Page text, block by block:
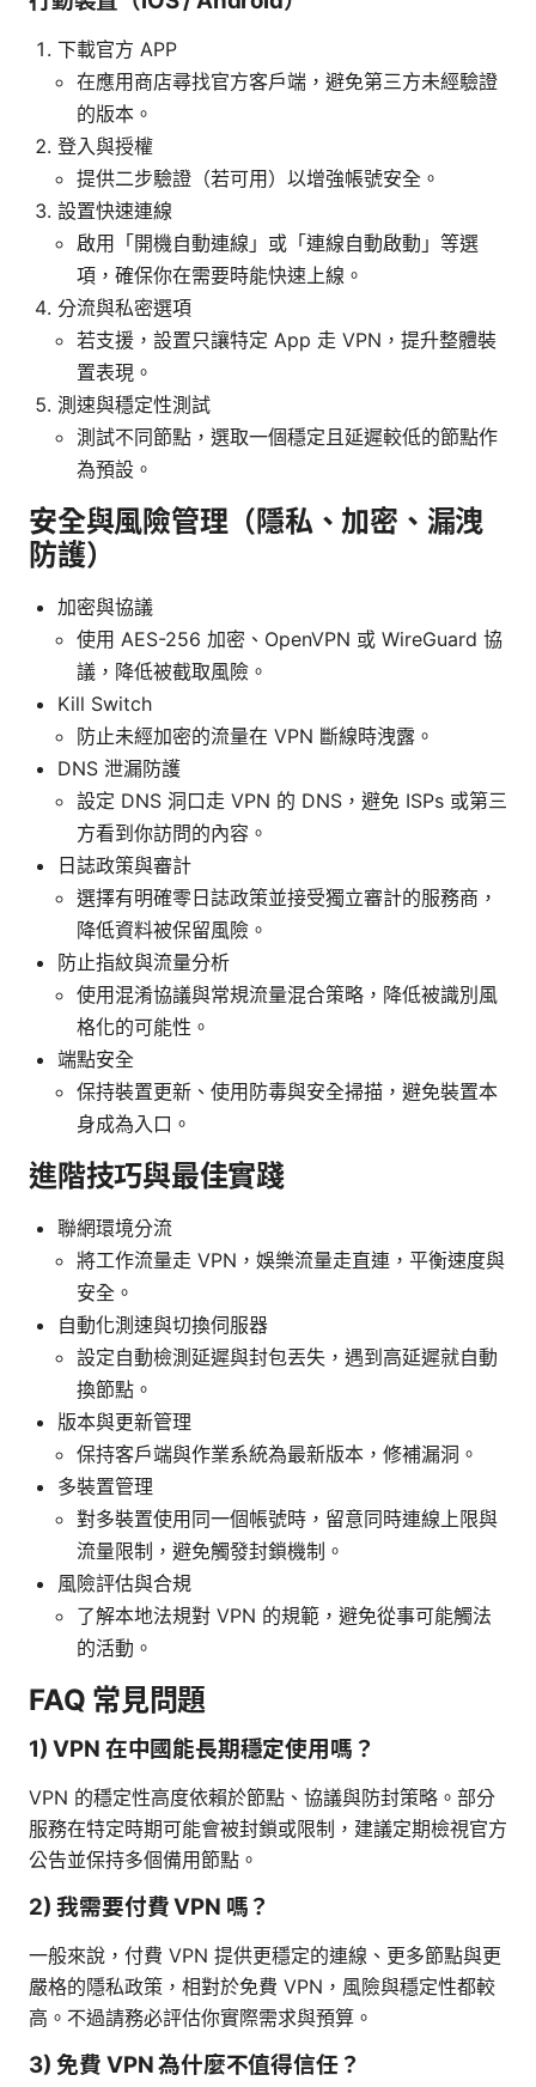
下載官方 APP
在應用商店尋找官方客戶端，避免第三方未經驗證
的版本。
登入與授權
提供二步驗證（若可用）以增強帳號安全。
設置快速連線
啟用「開機自動連線」或「連線自動啟動」等選
項，確保你在需要時能快速上線。
分流與私密選項
若支援，設置只讓特定 App 走 VPN，提升整體裝
置表現。
測速與穩定性測試
測試不同節點，選取一個穩定且延遲較低的節點作
為預設。
安全與風險管理（隱私、加密、漏洩
防護）
加密與協議
使用 AES-256 加密、OpenVPN 或 WireGuard 協
議，降低被截取風險。
Kill Switch
防止未經加密的流量在 VPN 斷線時洩露。
DNS 泄漏防護
設定 DNS 洞口走 VPN 的 DNS，避免 ISPs 或第三
方看到你訪問的內容。
日誌政策與審計
選擇有明確零日誌政策並接受獨立審計的服務商，
降低資料被保留風險。
防止指紋與流量分析
使用混淆協議與常規流量混合策略，降低被識別風
格化的可能性。
端點安全
保持裝置更新、使用防毒與安全掃描，避免裝置本
身成為入口。
進階技巧與最佳實踐
聯網環境分流
將工作流量走 VPN，娛樂流量走直連，平衡速度與
安全。
自動化測速與切換伺服器
設定自動檢測延遲與封包丟失，遇到高延遲就自動
換節點。
版本與更新管理
保持客戶端與作業系統為最新版本，修補漏洞。
多裝置管理
對多裝置使用同一個帳號時，留意同時連線上限與
流量限制，避免觸發封鎖機制。
風險評估與合規
了解本地法規對 VPN 的規範，避免從事可能觸法
的活動。
FAQ 常見問題
1) VPN 在中國能長期穩定使用嗎？
VPN 的穩定性高度依賴於節點、協議與防封策略。部分
服務在特定時期可能會被封鎖或限制，建議定期檢視官方
公告並保持多個備用節點。
2) 我需要付費 VPN 嗎？
一般來說，付費 VPN 提供更穩定的連線、更多節點與更
嚴格的隱私政策，相對於免費 VPN，風險與穩定性都較
高。不過請務必評估你實際需求與預算。
3) 免費 VPN 為什麼不值得信任？